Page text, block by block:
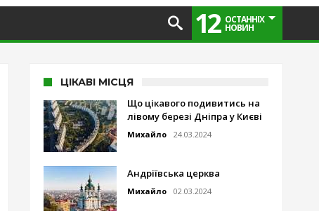
12 ОСТАННІХ
НОВИН
ЦІКАВІ МІСЦЯ
Що цікавого подивитись на
лівому березі Дніпра у Києві
Михайло 24.03.2024
Андріївська церква
Михайло 02.03.2024